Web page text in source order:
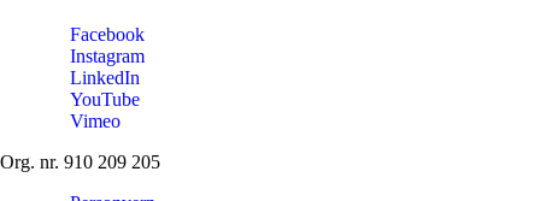
Facebook
Instagram
LinkedIn
YouTube
Vimeo
Org. nr. 910 209 205